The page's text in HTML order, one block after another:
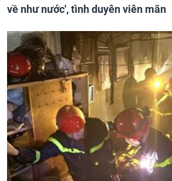
về như nước', tình duyên viên mãn